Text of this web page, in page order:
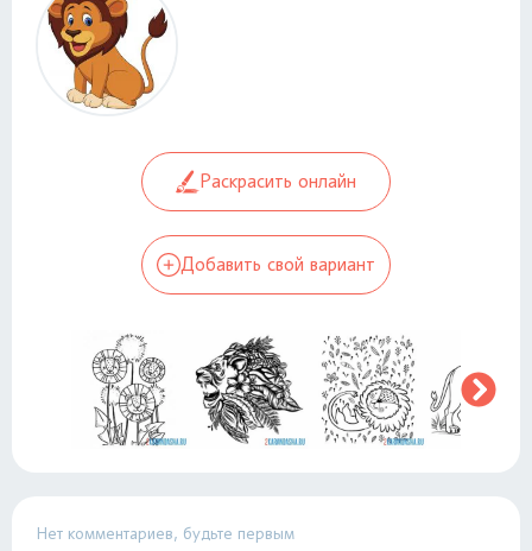
Раскрасить онлайн
Добавить свой вариант
Нет комментариев, будьте первым